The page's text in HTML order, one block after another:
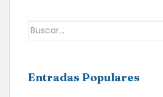
Buscar:
Entradas Populares